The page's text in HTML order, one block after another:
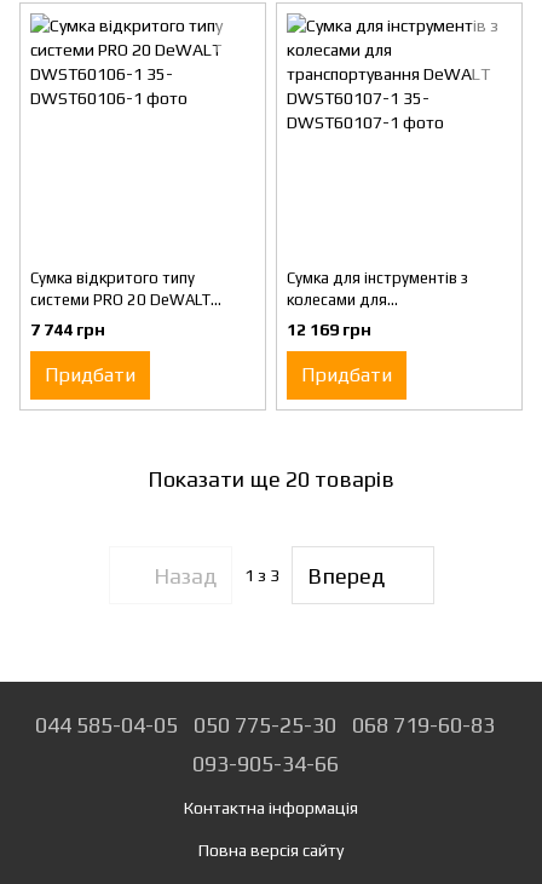
Сумка відкритого типу
системи PRO 20 DeWALT
DWST60106-1
7 744 грн
Придбати
Сумка для інструментів з
колесами для
транспортування DeWALT
DWST60107-1
12 169 грн
Придбати
Показати ще 20 товарів
Назад 1 з 3 Вперед
044 585-04-05 050 775-25-30
068 719-60-83
093-905-34-66
Контактна інформація
Повна версія сайту